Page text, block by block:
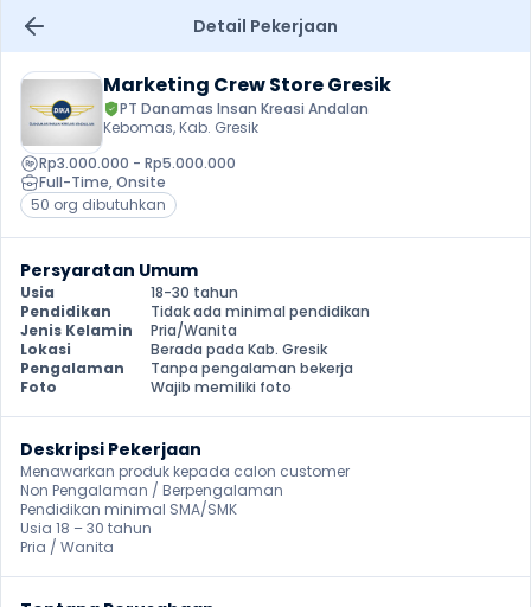
Detail Pekerjaan
Marketing Crew Store Gresik
PT Danamas Insan Kreasi Andalan
Kebomas, Kab. Gresik
Rp3.000.000 - Rp5.000.000
Full-Time, Onsite
50 org dibutuhkan
Persyaratan Umum
Usia
18-30 tahun
Pendidikan
Tidak ada minimal pendidikan
Jenis Kelamin
Pria/Wanita
Lokasi
Berada pada Kab. Gresik
Pengalaman
Tanpa pengalaman bekerja
Foto
Wajib memiliki foto
Deskripsi Pekerjaan
Menawarkan produk kepada calon customer
Non Pengalaman / Berpengalaman
Pendidikan minimal SMA/SMK
Usia 18 – 30 tahun
Pria / Wanita